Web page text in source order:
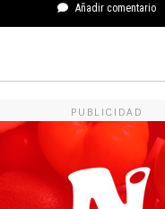
Añadir comentario
PUBLICIDAD